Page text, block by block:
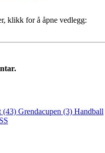
klikk for å åpne vedlegg:
(43) Grendacupen (3) Handball